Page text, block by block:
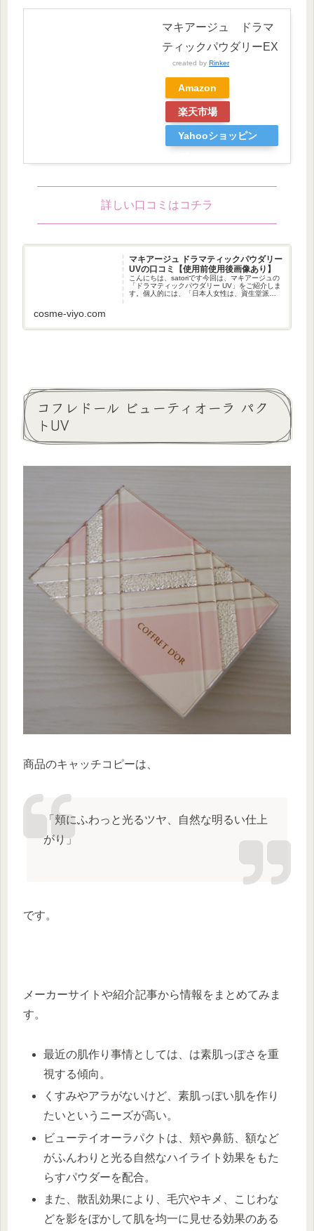
マキアージュ ドラマ
ティックパウダリーEX
created by Rinker
Amazon
楽天市場
Yahooショッピン
詳しい口コミはコチラ
マキアージュ ドラマティックパウダリー
UVの口コミ【使用前使用後画像あり】
こんにちは、satoriです今回は、マキアージュの
「ドラマティックパウダリー UV」をご紹介しま
す。個人的には、「日本人女性は、資生堂派か
cosme-viyo.com
コフレドール ビューティオーラ パク
トUV
商品のキャッチコピーは、
「頬にふわっと光るツヤ、自然な明るい仕上
がり」
です。
メーカーサイトや紹介記事から情報をまとめてみま
す。
最近の肌作り事情としては、は素肌っぽさを重
視する傾向。
くすみやアラがないけど、素肌っぽい肌を作り
たいというニーズが高い。
ビューテイオーラパクトは、頬や鼻筋、額など
がふんわりと光る自然なハイライト効果をもた
らすパウダーを配合。
また、散乱効果により、毛穴やキメ、こじわな
どを影をぼかして肌を均一に見せる効果のある